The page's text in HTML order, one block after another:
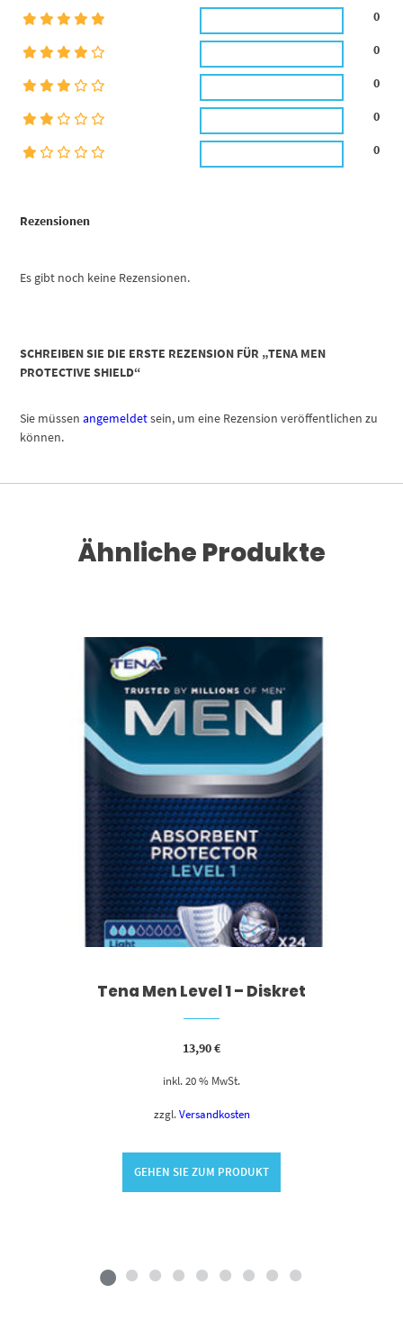
Rezensionen
Es gibt noch keine Rezensionen.
0
0
0
0
0
SCHREIBEN SIE DIE ERSTE REZENSION FÜR „TENA MEN
PROTECTIVE SHIELD“
Sie müssenangemeldetsein, um eine Rezension veröffentlichen zu
können.
Ähnliche Produkte
Tena Men Level 1 – Diskret
13,90€
inkl. 20 % MwSt.
zzgl. Versandkosten
GEHEN SIE ZUM PRODUKT